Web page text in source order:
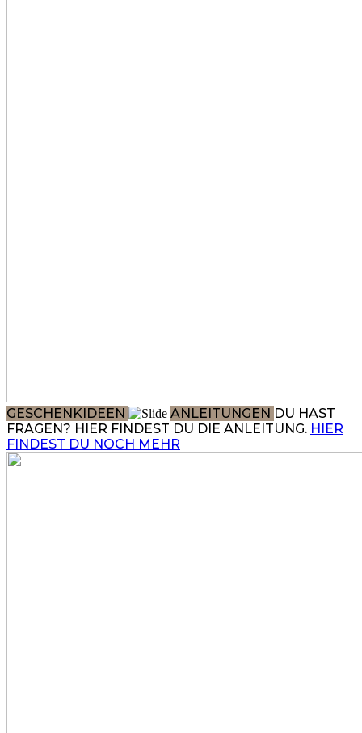
GESCHENKIDEEN ANLEITUNGEN DU HAST
FRAGEN? HIER FINDEST DU DIE ANLEITUNG. HIER
FINDEST DU NOCH MEHR